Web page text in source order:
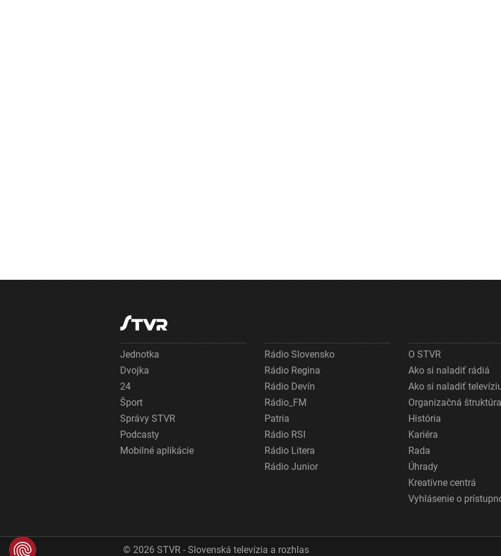
Jednotka
Dvojka
24
Šport
Správy STVR
Podcasty
Mobilné aplikácie
Rádio Slovensko
Rádio Regina
Rádio Devín
Rádio_FM
Patria
Rádio RSI
Rádio Litera
Rádio Junior
O STVR
Ako si naladiť rádiá
Ako si naladiť
Organizačná štruktúra
História
Kariéra
Rada
Úhrady
Kreatívne centrá
Vyhlásenie o
© 2026 STVR - Slovenská televízia a rozhlas